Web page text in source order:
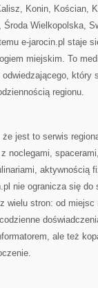
Konin, Kościan,
Wielkopolska,
e-jarocin.pl staje
miejskim. To
który
regionu.
jest to serwis
noclegami,
aktywnością
nie ogranicza się
wielu stron: od
ale też